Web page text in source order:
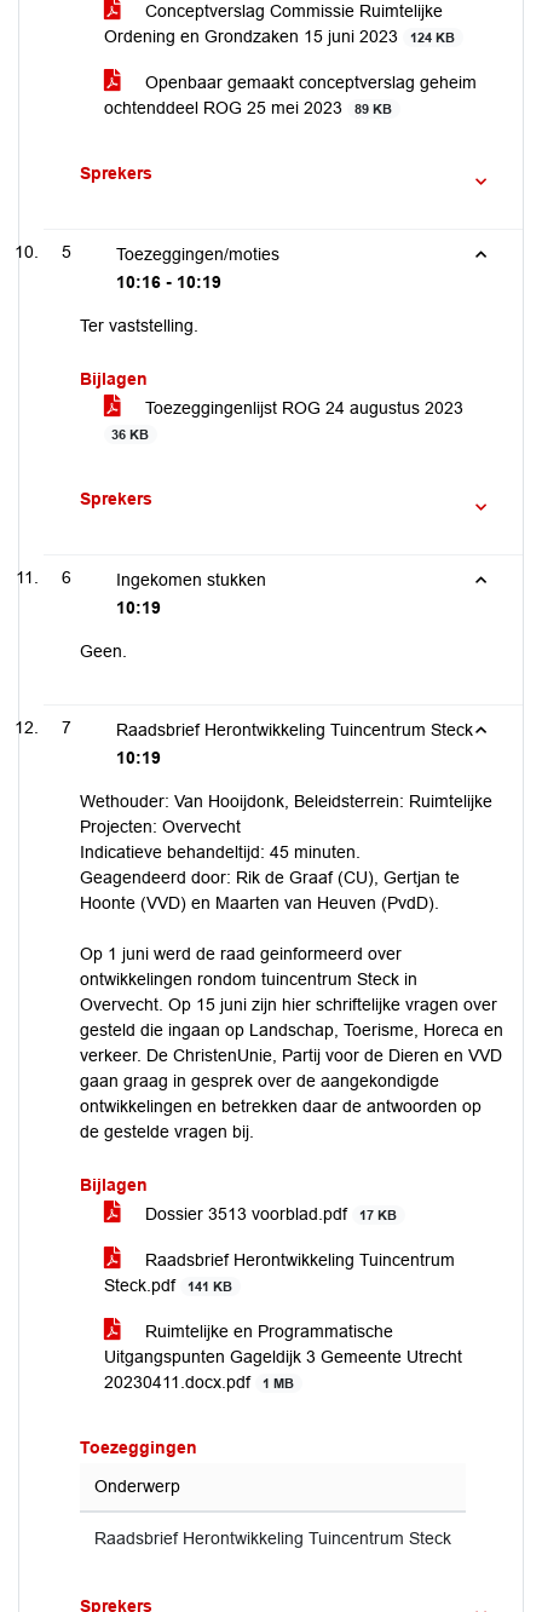
Conceptverslag Commissie Ruimtelijke
Ordening en Grondzaken 15 juni 2023
124 KB
Openbaar gemaakt conceptverslag geheim
ochtenddeel ROG 25 mei 2023
89 KB
Sprekers
5
Toezeggingen/moties
10:16 - 10:19
Ter vaststelling.
Bijlagen
Toezeggingenlijst ROG 24 augustus 2023
36 KB
Sprekers
6
Ingekomen stukken
10:19
Geen.
7
Raadsbrief Herontwikkeling Tuincentrum Steck
10:19
Wethouder: Van Hooijdonk, Beleidsterrein: Ruimtelijke
Projecten: Overvecht
Indicatieve behandeltijd: 45 minuten.
Geagendeerd door: Rik de Graaf (CU), Gertjan te
Hoonte (VVD) en Maarten van Heuven (PvdD).
Op 1 juni werd de raad geinformeerd over
ontwikkelingen rondom tuincentrum Steck in
Overvecht. Op 15 juni zijn hier schriftelijke vragen over
gesteld die ingaan op Landschap, Toerisme, Horeca en
verkeer. De ChristenUnie, Partij voor de Dieren en VVD
gaan graag in gesprek over de aangekondigde
ontwikkelingen en betrekken daar de antwoorden op
de gestelde vragen bij.
Bijlagen
Dossier 3513 voorblad.pdf
17 KB
Raadsbrief Herontwikkeling Tuincentrum
Steck.pdf
141 KB
Ruimtelijke en Programmatische
Uitgangspunten Gageldijk 3 Gemeente Utrecht
20230411.docx.pdf
1 MB
Toezeggingen
Onderwerp
Raadsbrief Herontwikkeling Tuincentrum Steck
Sprekers